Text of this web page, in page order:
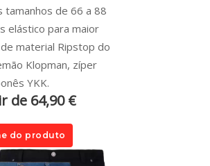
tamanhos de 66 a 88
elástico para maior
material Ripstop do
Klopman, zíper
YKK.
de 64,90 €
do produto